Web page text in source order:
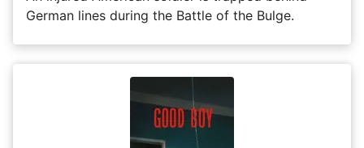
German lines during the Battle of the Bulge.